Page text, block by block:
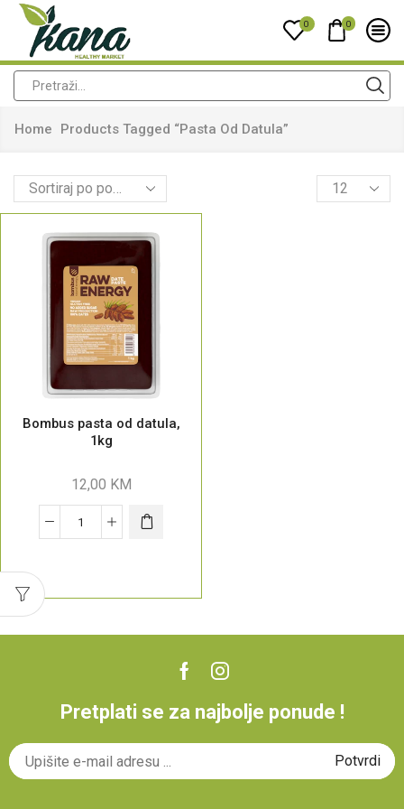
0 0
Home Products Tagged “pasta Od Datula”
Bombus pasta od datula,
1kg
12,00 KM
Pretplati se za najbolje ponude !